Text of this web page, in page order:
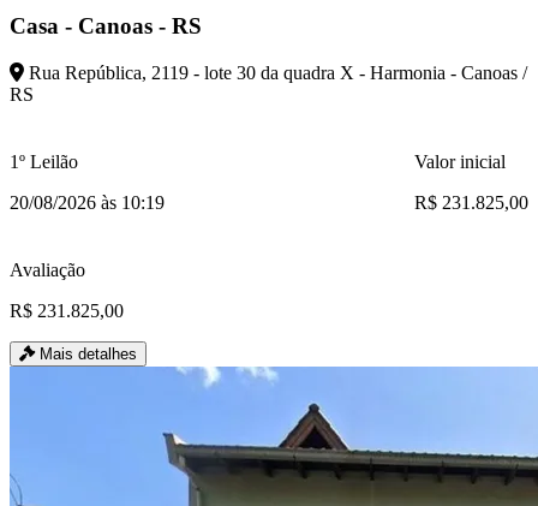
Casa - Canoas - RS
Rua República, 2119 - lote 30 da quadra X - Harmonia - Canoas /
RS
1º Leilão
20/08/2026 às 10:19
Valor inicial
R$ 231.825,00
Avaliação
R$ 231.825,00
Mais detalhes